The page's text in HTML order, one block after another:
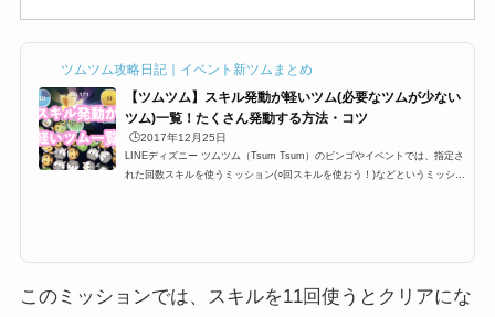
ツムツム攻略日記｜イベント新ツムまとめ
【ツムツム】スキル発動が軽いツム(必要なツムが少ない
ツム)一覧！たくさん発動する方法・コツ
🕒️2017年12月25日
LINEディズニー ツムツム（Tsum Tsum）のビンゴやイベントでは、指定さ
れた回数スキルを使うミッション(○回スキルを使おう！)などというミッショ
「1プレイでスキルを○回使...
このミッションでは、スキルを11回使うとクリアにな